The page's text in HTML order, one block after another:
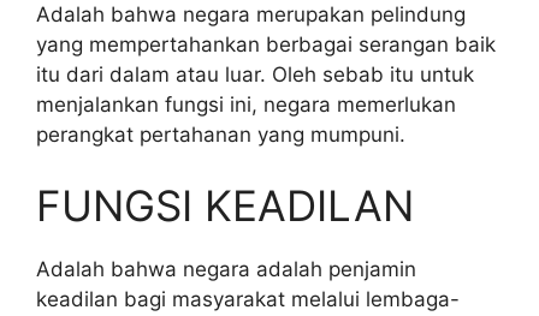
Adalah bahwa negara merupakan pelindung
yang mempertahankan berbagai serangan baik
itu dari dalam atau luar. Oleh sebab itu untuk
menjalankan fungsi ini, negara memerlukan
perangkat pertahanan yang mumpuni.
FUNGSI KEADILAN
Adalah bahwa negara adalah penjamin
keadilan bagi masyarakat melalui lembaga-